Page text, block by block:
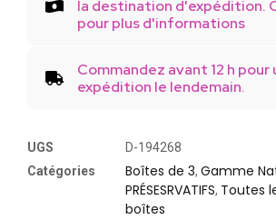
la destination d'expédition.
pour plus d'informations
Commandez avant 12 h pour
expédition le lendemain.
UGS
D-194268
Catégories
Boîtes de 3, Gamme
PRÉSESRVATIFS, Toutes
boîtes